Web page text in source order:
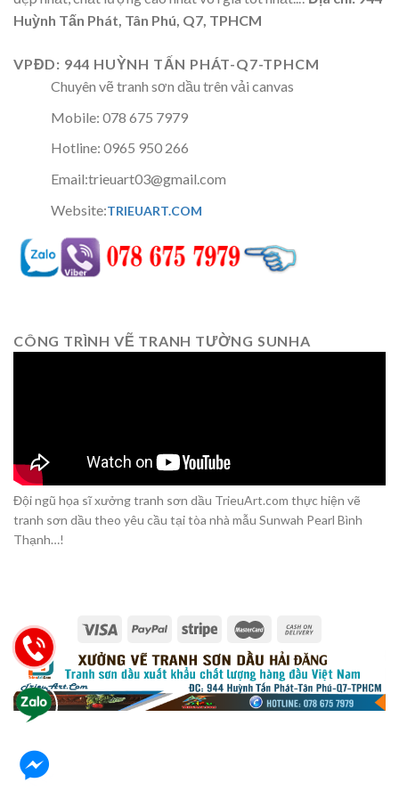
Huỳnh Tấn Phát, Tân Phú, Q7, TPHCM
VPĐD: 944 HUỲNH TẤN PHÁT-Q7-TPHCM
Chuyên vẽ tranh sơn dầu trên vải canvas
Mobile: 078 675 7979
Hotline: 0965 950 266
Email:trieuart03@gmail.com
Website:TRIEUART.COM
CÔNG TRÌNH VẼ TRANH TƯỜNG SUNHA
Đội ngũ họa sĩ xưởng tranh sơn dầu TrieuArt.com thực hiện vẽ
tranh sơn dầu theo yêu cầu tại tòa nhà mẫu Sunwah Pearl Bình
Thạnh…!